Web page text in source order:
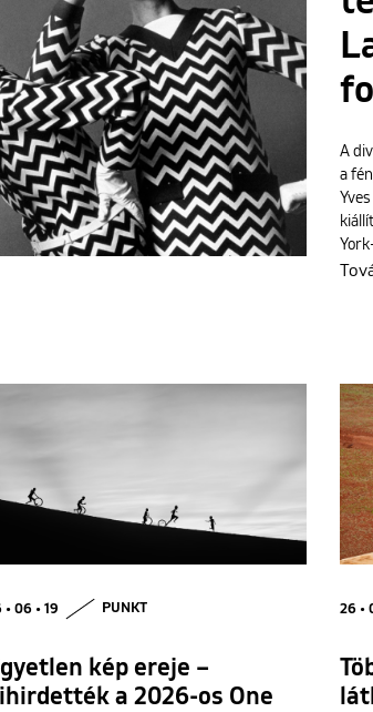
A
a
• 06 • 19 PUNKT
kép ereje –
a 2026-os One
26 •